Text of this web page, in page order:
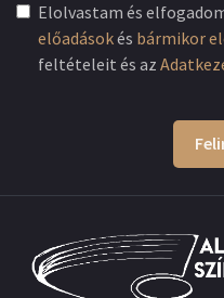
Elolvastam és
előadásokés bármikor
feltételeit és az